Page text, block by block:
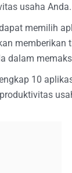
usaha Anda.
memilih
dalam
10